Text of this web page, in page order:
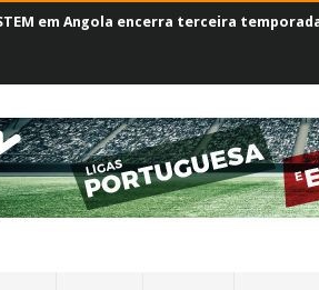
STEM em Angola encerra terceira